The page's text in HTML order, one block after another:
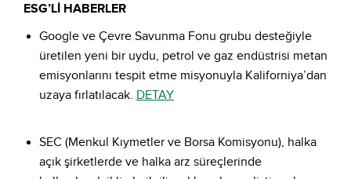
ESG’Lİ HABERLER
Google ve Çevre Savunma Fonu grubu desteğiyle
üretilen yeni bir uydu, petrol ve gaz endüstrisi metan
emisyonlarını tespit etme misyonuyla Kaliforniya’dan
uzaya fırlatılacak. DETAY
SEC (Menkul Kıymetler ve Borsa Komisyonu), halka
açık şirketlerde ve halka arz süreçlerinde